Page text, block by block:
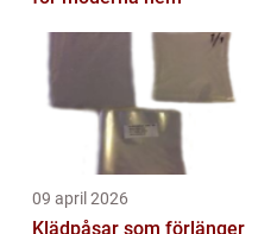
09 april 2026
Klädpåsar som förlänger